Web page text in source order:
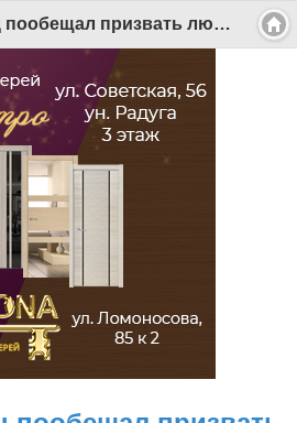
Северодвинец пообещал призвать людей «чихнуть на фальшивые выборы» - Беломорканал Северодвинск tv29.ru